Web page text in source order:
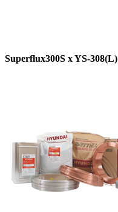
Superflux300S x YS-308(L)